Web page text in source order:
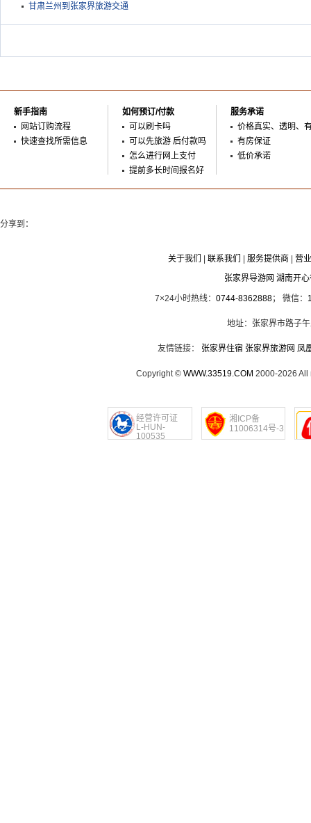
甘肃兰州到张家界旅游交通
新手指南
网站订购流程
快速查找所需信息
如何预订/付款
可以刷卡吗
可以先旅游 后付款吗
怎么进行网上支付
提前多长时间报名好
服务承诺
价格真实、透明、
有房保证
低价承诺
分享到：
关于我们 联系我们 服务提供商
营
张家界导游网 湖南开
7×24小时热线： 0744-8362888； 微信：
地址：张家界市路子
友情链接： 张家界住宿 张家界旅游网 凤
Copyright © WWW.33519.COM 2000-2026 All
经营许可证
L-HUN-
100535
湘ICP备
11006314号-3